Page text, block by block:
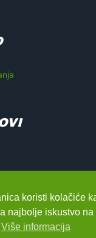
koristi kolačiće
najbolje iskustvo na
Više informacija